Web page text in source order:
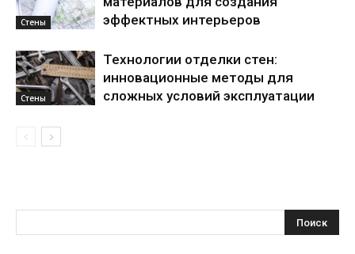
Стены
эффектных интерьеров
Стены
Технологии отделки стен:
инновационные методы для
сложных условий эксплуатации